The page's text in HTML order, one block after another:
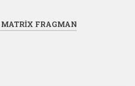
MATRIX FRAGMAN